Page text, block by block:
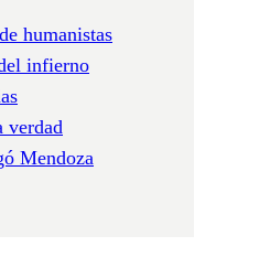
humanistas
infierno
verdad
Mendoza